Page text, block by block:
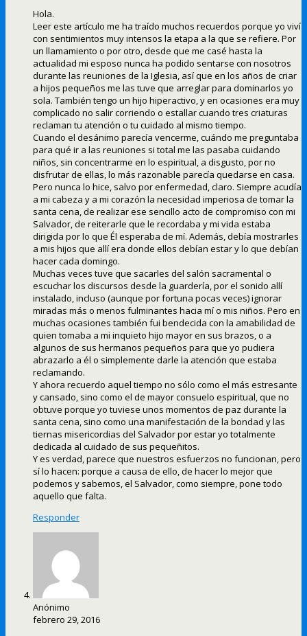
Hola.
Leer este artículo me ha traído muchos recuerdos porque yo viví
con sentimientos muy intensos la etapa a la que se refiere. Por
un llamamiento o por otro, desde que me casé hasta la
actualidad mi esposo nunca ha podido sentarse con nosotros
durante las reuniones de la Iglesia, así que en los años de criar
a hijos pequeños me las tuve que arreglar para dominarlos yo
sola. También tengo un hijo hiperactivo, y en ocasiones era muy
complicado no salir corriendo o estallar cuando tres criaturas
reclaman tu atención o tu cuidado al mismo tiempo.
Cuando el desánimo parecía vencerme, cuándo me preguntaba
para qué ir a las reuniones si total me las pasaba cuidando
niños, sin concentrarme en lo espiritual, a disgusto, por no
disfrutar de ellas, lo más razonable parecía quedarse en casa.
Pero nunca lo hice, salvo por enfermedad, claro. Siempre acudía
a mi cabeza y a mi corazón la necesidad imperiosa de tomar la
santa cena, de realizar ese sencillo acto de compromiso con mi
Salvador, de reiterarle que le recordaba y mi vida estaba
dirigida por lo que Él esperaba de mí. Además, debía mostrarles
a mis hijos que allí era donde ellos debían estar y lo que debían
hacer cada domingo.
Muchas veces tuve que sacarles del salón sacramental o
escuchar los discursos desde la guardería, por el sonido allí
instalado, incluso (aunque por fortuna pocas veces) ignorar
miradas más o menos fulminantes hacia mí o mis niños. Pero en
muchas ocasiones también fui bendecida con la amabilidad de
quien tomaba a mi inquieto hijo mayor en sus brazos, o a
algunos de sus hermanos pequeños para que yo pudiera
abrazarlo a él o simplemente darle la atención que estaba
reclamando.
Y ahora recuerdo aquel tiempo no sólo como el más estresante
y cansado, sino como el de mayor consuelo espiritual, que no
obtuve porque yo tuviese unos momentos de paz durante la
santa cena, sino como una manifestación de la bondad y las
tiernas misericordias del Salvador por estar yo totalmente
dedicada al cuidado de sus pequeñitos.
Y es verdad, parece que nuestros esfuerzos no funcionan, pero
sí lo hacen: porque a causa de ello, de hacer lo mejor que
podemos y sabemos, el Salvador, como siempre, pone todo
aquello que falta.
Responder
Anónimo
febrero 29, 2016